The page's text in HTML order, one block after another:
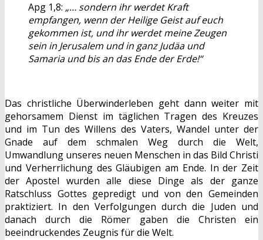
Apg 1,8: „… sondern ihr werdet Kraft
empfangen, wenn der Heilige Geist auf euch
gekommen ist, und ihr werdet meine Zeugen
sein in Jerusalem und in ganz Judäa und
Samaria und bis an das Ende der Erde!“
Das christliche Überwinderleben geht dann weiter mit
gehorsamem Dienst im täglichen Tragen des Kreuzes
und im Tun des Willens des Vaters, Wandel unter der
Gnade auf dem schmalen Weg durch die Welt,
Umwandlung unseres neuen Menschen in das Bild Christi
und Verherrlichung des Gläubigen am Ende. In der Zeit
der Apostel wurden alle diese Dinge als der ganze
Ratschluss Gottes gepredigt und von den Gemeinden
praktiziert. In den Verfolgungen durch die Juden und
danach durch die Römer gaben die Christen ein
beeindruckendes Zeugnis für die Welt.